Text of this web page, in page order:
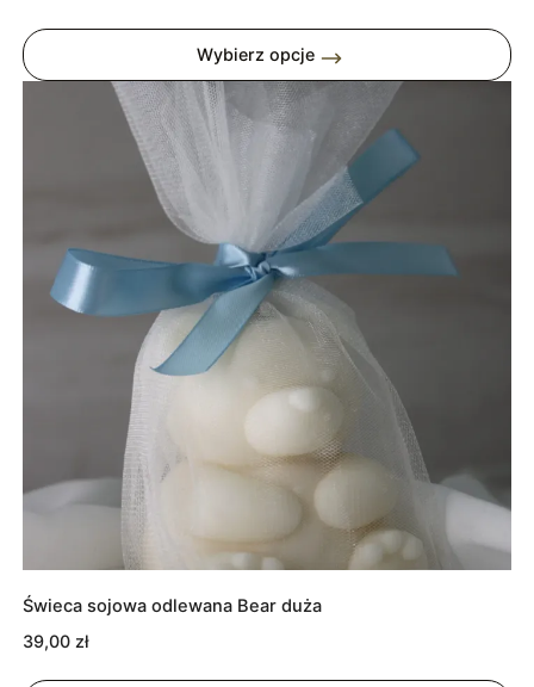
do
99,00 zł
Wybierz opcje
Świeca sojowa odlewana Bear duża
39,00 zł